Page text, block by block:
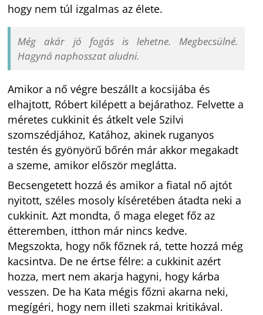
hogy nem túl izgalmas az élete.
Még akár jó fogás is lehetne. Megbecsülné.
Hagyná naphosszat aludni.
Amikor a nő végre beszállt a kocsijába és
elhajtott, Róbert kilépett a bejárathoz. Felvette a
méretes cukkinit és átkelt vele Szilvi
szomszédjához, Katához, akinek ruganyos
testén és gyönyörű bőrén már akkor megakadt
a szeme, amikor először meglátta.
Becsengetett hozzá és amikor a fiatal nő ajtót
nyitott, széles mosoly kíséretében átadta neki a
cukkinit. Azt mondta, ő maga eleget főz az
étteremben, itthon már nincs kedve.
Megszokta, hogy nők főznek rá, tette hozzá még
kacsintva. De ne értse félre: a cukkinit azért
hozza, mert nem akarja hagyni, hogy kárba
vesszen. De ha Kata mégis főzni akarna neki,
megígéri, hogy nem illeti szakmai kritikával.